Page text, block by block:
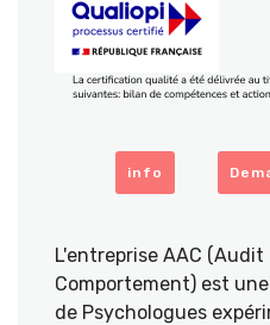
info
L'entreprise AAC
Comportement) est
de Psychologues